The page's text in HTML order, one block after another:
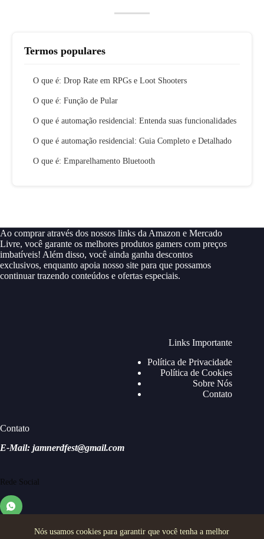
Nós usamos cookies para garantir que você tenha a melhor
Termos populares
O que é: Drop Rate em RPGs e Loot Shooters
O que é: Função de Pular
O que é automação residencial: Entenda suas funcionalidades
O que é automação residencial: Guia Completo e Detalhado
O que é: Emparelhamento Bluetooth
Ao comprar através dos nossos links da Amazon e Mercado
Livre, você garante os melhores produtos gamers com preços
imbatíveis! Além disso, você ainda ganha descontos
exclusivos, enquanto apoia nosso site para que possamos
continuar trazendo conteúdos e ofertas especiais.
Links Importante
Política de Privacidade
Política de Cookies
Sobre Nós
Contato
Contato
E-Mail: jamnerdfest@gmail.com
Rede Social